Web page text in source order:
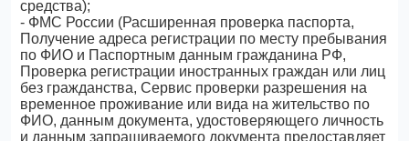
средства);
- ФМС России (Расширенная проверка паспорта,
Получение адреса регистрации по месту пребывания
по ФИО и Паспортным данным гражданина РФ,
Проверка регистрации иностранных граждан или лиц
без гражданства, Сервис проверки разрешения на
временное проживание или вида на жительство по
ФИО, данным документа, удостоверяющего личность
и данным запрашиваемого документа предоставляет